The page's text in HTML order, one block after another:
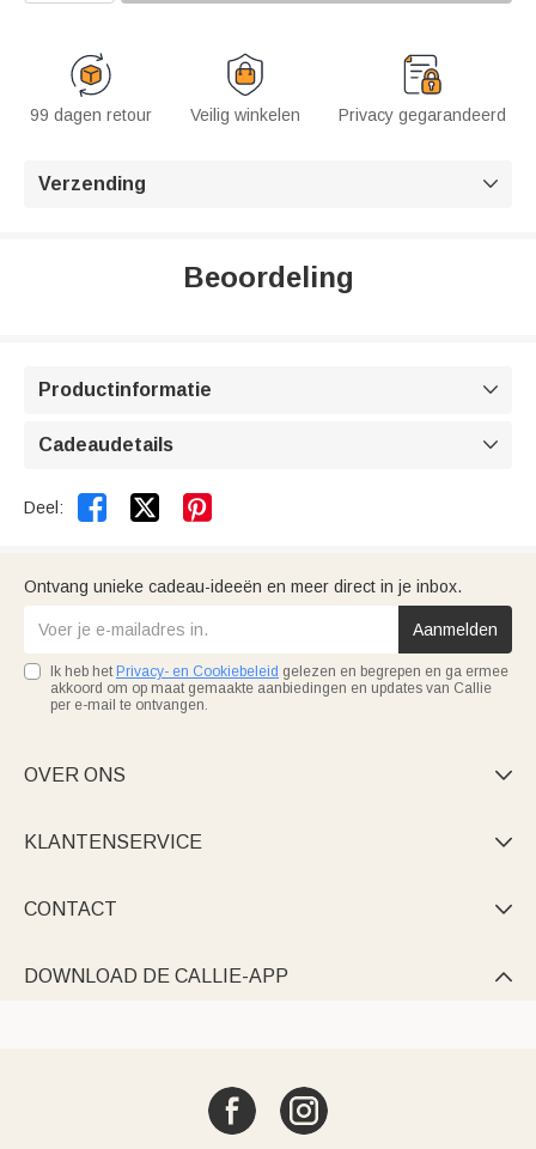
99 dagen retour Veilig winkelen Privacy gegarandeerd
Verzending 
Beoordeling
Productinformatie 
Cadeaudetails 
Deel:  
Ontvang unieke cadeau-ideeën en meer direct in je inbox.
Aanmelden
Ik heb het Privacy- en Cookiebeleid gelezen en begrepen en ga ermee
akkoord om op maat gemaakte aanbiedingen en updates van Callie
per e-mail te ontvangen.
OVER ONS 
KLANTENSERVICE 
CONTACT 
DOWNLOAD DE CALLIE-APP 